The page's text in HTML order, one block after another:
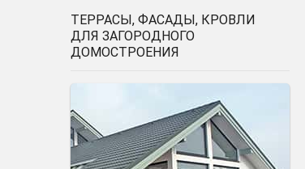
ТЕРРАСЫ, ФАСАДЫ, КРОВЛИ
ДЛЯ ЗАГОРОДНОГО
ДОМОСТРОЕНИЯ